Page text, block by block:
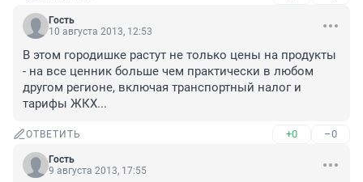
Гость
10 августа 2013, 12:53
В этом городишке растут не только цены на продукты
- на все ценник больше чем практически в любом
другом регионе, включая транспортный налог и
тарифы ЖКХ...
ОТВЕТИТЬ +0 –0
Гость
9 августа 2013, 17:55